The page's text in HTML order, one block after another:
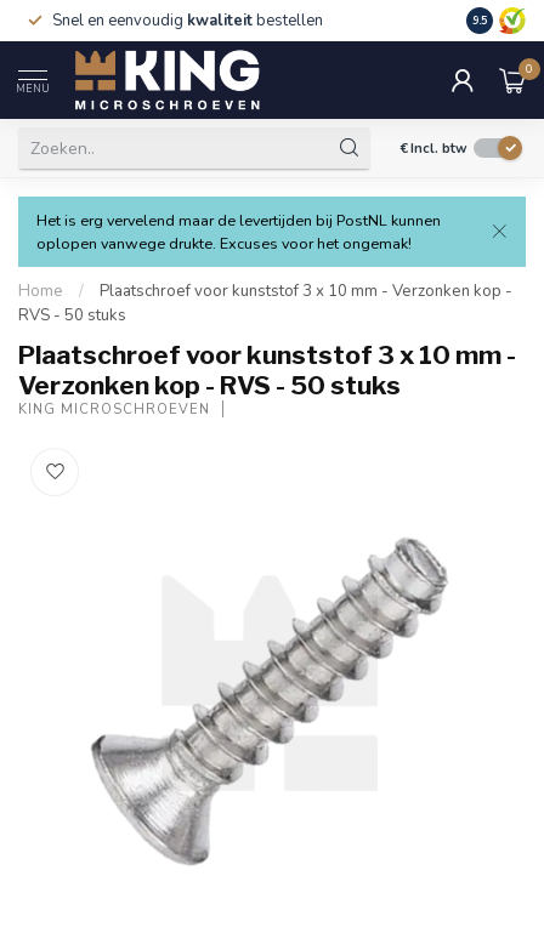
Snel en eenvoudig kwaliteitbestellen 9.5
MENU
0
€Incl. btw
Het is erg vervelend maar de levertijden bij PostNL kunnen
oplopen vanwege drukte. Excuses voor het ongemak!
Home /
Plaatschroef voor kunststof 3 x 10 mm - Verzonken kop -
RVS - 50 stuks
Plaatschroef voor kunststof 3 x 10 mm -
Verzonken kop - RVS - 50 stuks
KING MICROSCHROEVEN